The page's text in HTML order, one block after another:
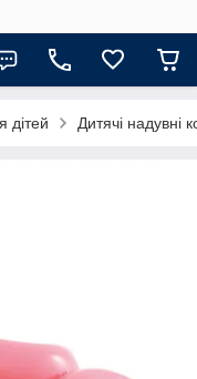
дітей Дитячі надувні